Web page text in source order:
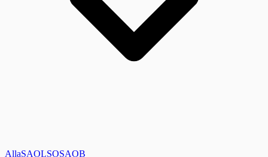
AllaSAOLSOSAOB